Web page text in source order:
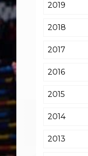
2019
2018
2017
2016
2015
2014
2013